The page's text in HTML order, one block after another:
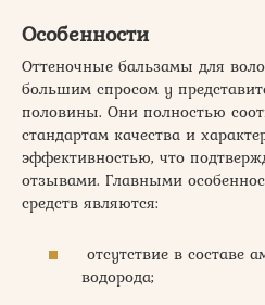
Особенности
Оттеночные бальзамы для
большим спросом у
половины. Они полностью
стандартам качества и
эффективностью, что
отзывами. Главными
средств являются:
отсутствие в составе
водорода;